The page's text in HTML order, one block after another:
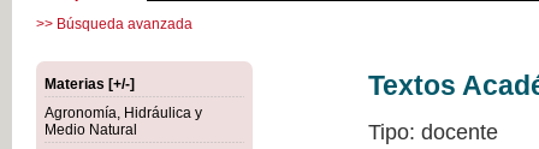
>> Búsqueda avanzada
Materias [+/-]
Agronomía, Hidráulica y
Medio Natural
Textos
Tipo: docente